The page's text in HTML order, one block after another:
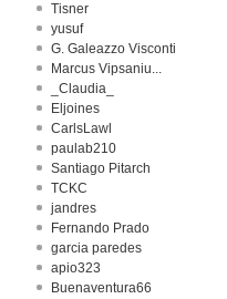
Tisner
yusuf
G. Galeazzo Visconti
Marcus Vipsaniu...
_Claudia_
Eljoines
CarlsLawl
paulab210
Santiago Pitarch
TCKC
jandres
Fernando Prado
garcia paredes
apio323
Buenaventura66